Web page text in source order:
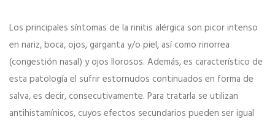
Los principales síntomas de la rinitis alérgica son picor intenso
en nariz, boca, ojos, garganta y/o piel, así como rinorrea
(congestión nasal) y ojos llorosos. Además, es característico de
esta patología el sufrir estornudos continuados en forma de
salva, es decir, consecutivamente. Para tratarla se utilizan
antihistamínicos, cuyos efectos secundarios pueden ser igual